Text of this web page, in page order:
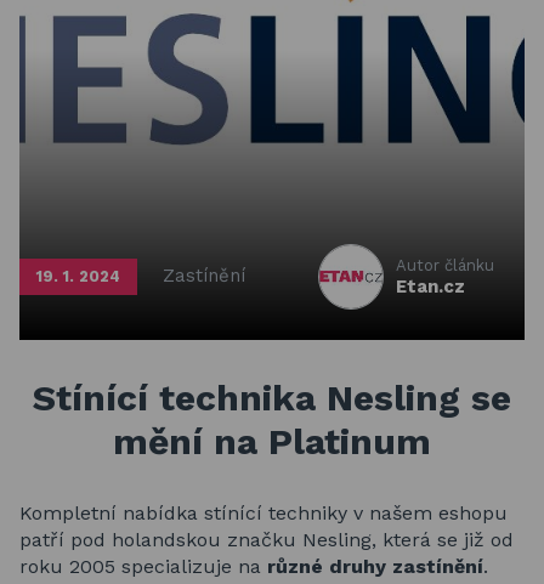
Basketbalové koše
Holandský billiard (shuffleboard)
Gumové podlahy (dlaždice)
ÚVOD
BLOG
19. 1. 2024 Zastínění Autor článku
Etan.cz
Stínící technika Nesling se
mění na Platinum
Kompletní nabídka stínící techniky v našem eshopu
patří pod holandskou značku Nesling, která se již od
roku 2005 specializuje na různé druhy zastínění.